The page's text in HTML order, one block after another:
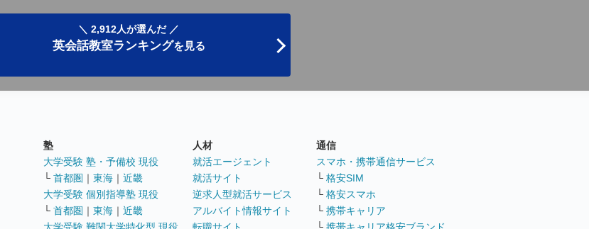
＼ 2,912人が選んだ ／
英会話教室ランキングを見る
塾
大学受験 塾・予備校 現役
└ 首都圏 ｜ 東海 ｜ 近畿
大学受験 個別指導塾 現役
└ 首都圏 ｜ 東海 ｜ 近畿
大学受験 難関大学特化型 現役
人材
就活エージェント
就活サイト
逆求人型就活サービス
アルバイト情報サイト
転職サイト
通信
スマホ・携帯通信サービス
└ 格安SIM
└ 格安スマホ
└ 携帯キャリア
└ 携帯キャリア格安ブランド